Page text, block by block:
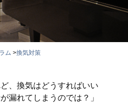
ム >換気対策
、換気はどうすればいい
漏れてしまうのでは？」